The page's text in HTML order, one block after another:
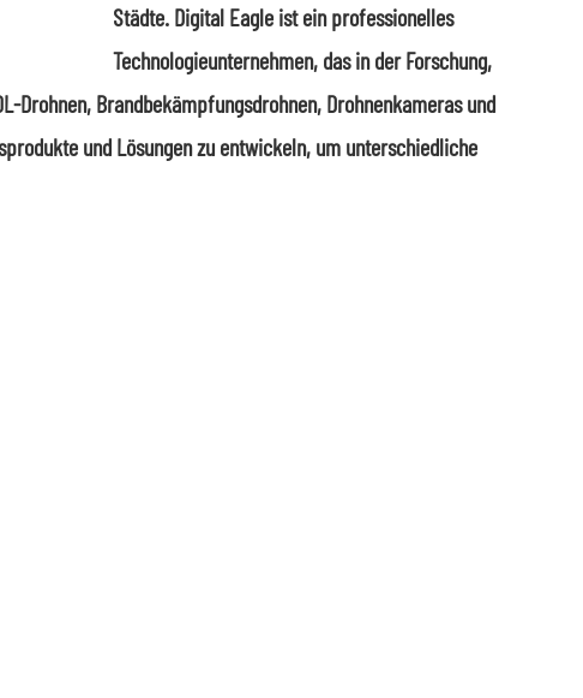
Städte. Digital Eagle ist ein professionelles
Technologieunternehmen, das in der Forschung,
Drohnen, Brandbekämpfungsdrohnen, Drohnenkameras und
und Lösungen zu entwickeln, um unterschiedliche